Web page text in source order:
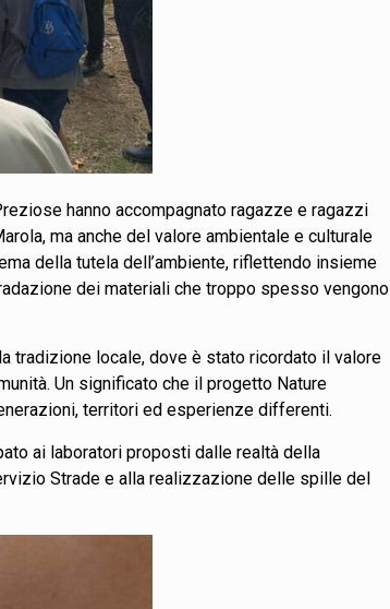
hanno accompagnato ragazze e ragazzi
ma anche del valore ambientale e culturale
della tutela dell’ambiente, riflettendo insieme
dei materiali che troppo spesso vengono
tradizione locale, dove è stato ricordato il valore
Un significato che il progetto Nature
territori ed esperienze differenti.
ai laboratori proposti dalle realtà della
Strade e alla realizzazione delle spille del